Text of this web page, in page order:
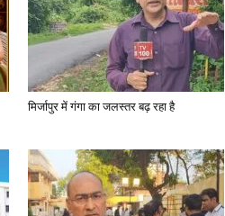
मिर्जापुर में गंगा का जलस्तर बढ़ रहा है